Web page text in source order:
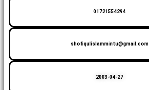
01721554294
shofiqulislammintu@gmail.com
2003-04-27